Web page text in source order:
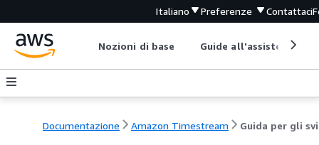
Italiano Preferenze Contattaci
Nozioni di base Guide all'assistenza
Documentazione Amazon Timestream